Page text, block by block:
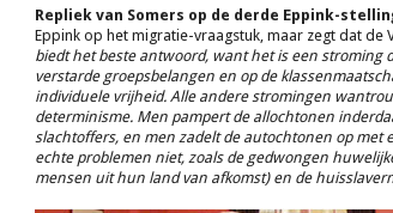
Repliek van Somers op de derde Eppink-
Eppink op het migratie-vraagstuk, maar zegt dat de
biedt het beste antwoord, want het is een stroming
verstarde groepsbelangen en op de
individuele vrijheid. Alle andere stromingen
determinisme. Men pampert de allochtonen
slachtoffers, en men zadelt de autochtonen op met
echte problemen niet, zoals de gedwongen
mensen uit hun land van afkomst) en de